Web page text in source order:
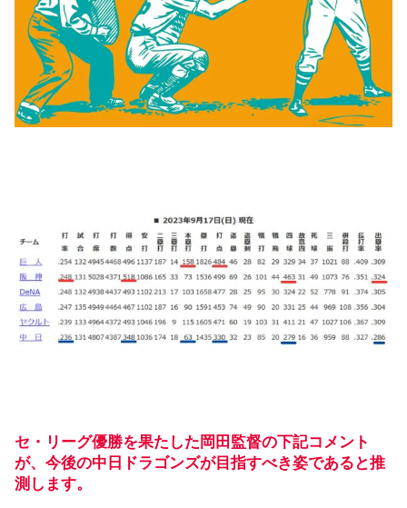
セ・リーグ優勝を果たした岡田監督の下記コメント
が、今後の中日ドラゴンズが目指すべき姿であると推
測します。